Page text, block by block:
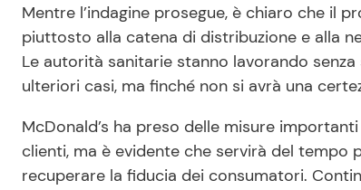
Mentre l’indagine prosegue, è chiaro che il
piuttosto alla catena di distribuzione e alla
Le autorità sanitarie stanno lavorando
ulteriori casi, ma finché non si avrà una
McDonald’s ha preso delle misure
clienti, ma è evidente che servirà del
recuperare la fiducia dei consumatori.